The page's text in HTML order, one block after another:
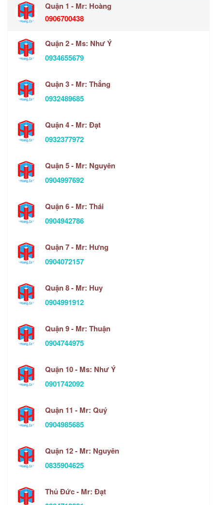
Quận 1 - Mr: Hoàng
0906700438
Quận 2 - Ms: Như Ý
0934655679
Quận 3 - Mr: Thắng
0932489685
Quận 4 - Mr: Đạt
0932377972
Quận 5 - Mr: Nguyên
0904997692
Quận 6 - Mr: Thái
0904942786
Quận 7 - Mr: Hưng
0904072157
Quận 8 - Mr: Huy
0904991912
Quận 9 - Mr: Thuận
0904744975
Quận 10 - Ms: Như Ý
0901742092
Quận 11 - Mr: Quý
0904985685
Quận 12 - Mr: Nguyên
0835904625
Thủ Đức - Mr: Đạt